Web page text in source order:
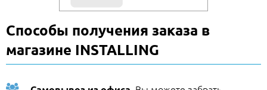
Способы получения заказа в
магазине INSTALLING